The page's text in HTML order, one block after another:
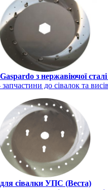
з нержавіючої
до сівалок та
сівалки УПС (Веста)